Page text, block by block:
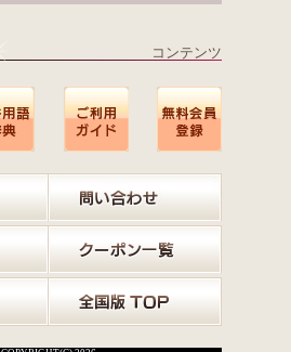
コンテンツ